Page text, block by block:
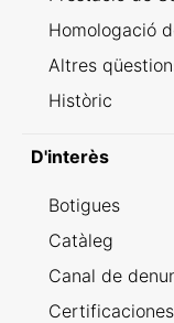
Homologació
Altres
Històric
D'interès
Botigues
Catàleg
Canal de